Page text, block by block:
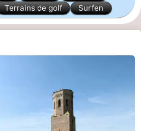
Terrains de golf Surfen